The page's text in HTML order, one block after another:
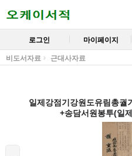
로그인 마이페이지
비도서자료 근대사자료
일제강점기강원도유림총궐
+송담서원봉투(일